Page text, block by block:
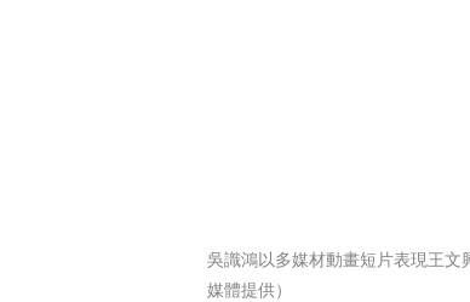
吳識鴻以多媒材動畫短片表現王
媒體提供）